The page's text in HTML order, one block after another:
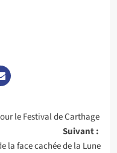
le Festival de Carthage
Suivant :
la face cachée de la Lune